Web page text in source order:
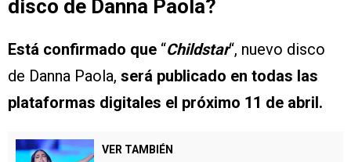
disco de Danna Paola?
Está confirmado que “Childstar“, nuevo disco
de Danna Paola, será publicado en todas las
plataformas digitales el próximo 11 de abril.
VER TAMBIÉN